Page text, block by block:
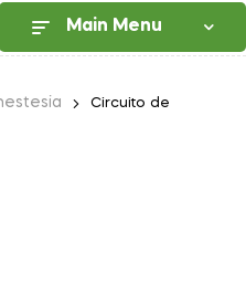
Main Menu
Circuito de